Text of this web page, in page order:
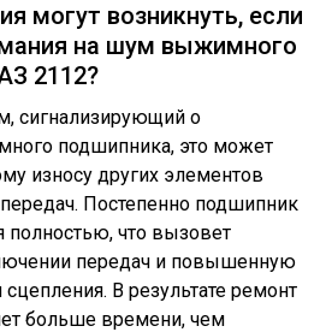
могут возникнуть, если
на шум выжимного
2112?
сигнализирующий о
подшипника, это может
износу других элементов
Постепенно подшипник
полностью, что вызовет
передач и повышенную
В результате ремонт
больше времени, чем